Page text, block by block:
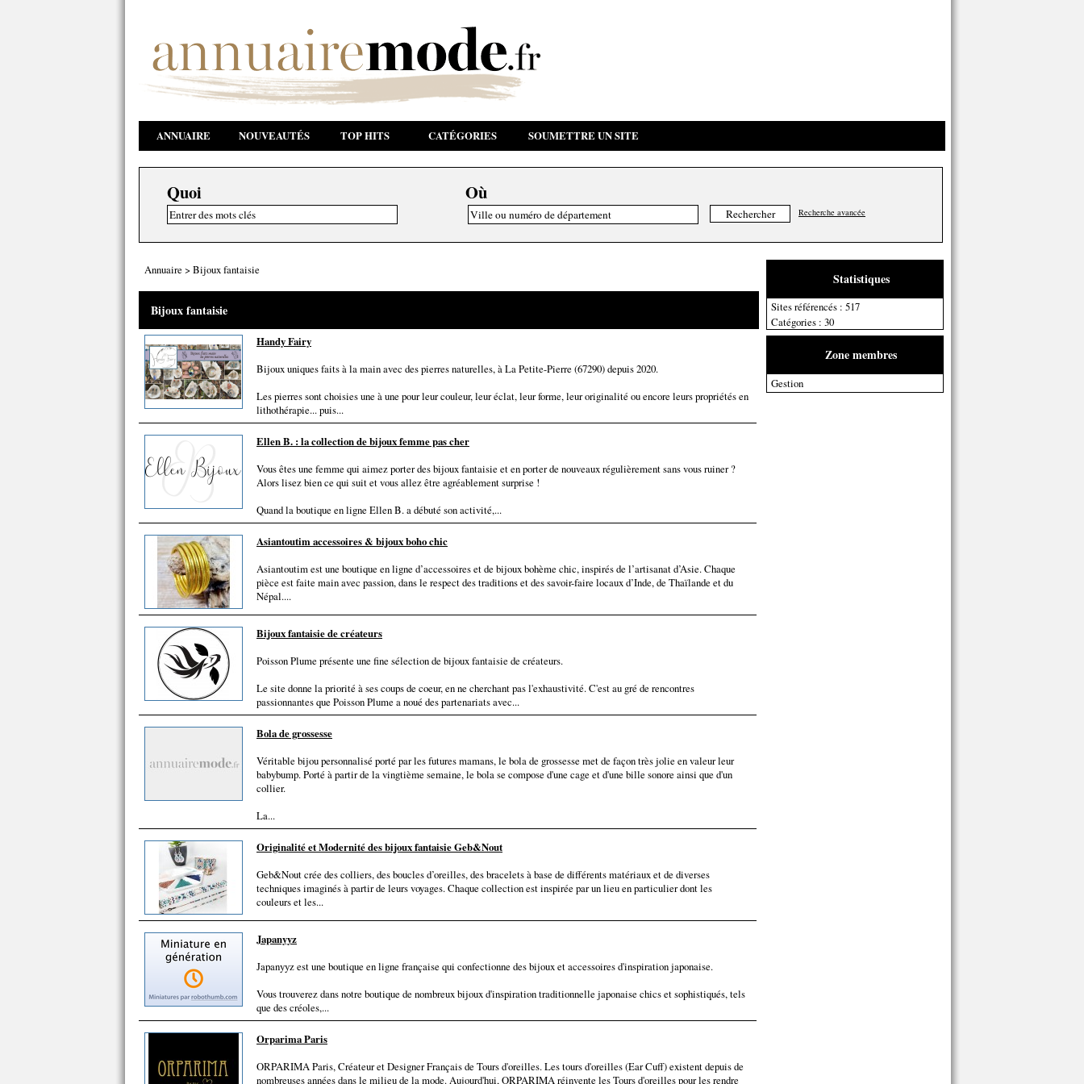
ANNUAIRE NOUVEAUTÉS TOP HITS CATÉGORIES SOUMETTRE UN SITE
Quoi Où
Recherche avancée
Statistiques
Sites référencés : 517
Catégories : 30
Zone membres
Gestion
Annuaire > Bijoux fantaisie
Bijoux fantaisie
Handy Fairy
Bijoux uniques faits à la main avec des pierres naturelles, à La Petite-Pierre (67290) depuis 2020.
Les pierres sont choisies une à une pour leur couleur, leur éclat, leur forme, leur originalité ou encore leurs propriétés en
lithothérapie... puis...
Ellen B. : la collection de bijoux femme pas cher
Vous êtes une femme qui aimez porter des bijoux fantaisie et en porter de nouveaux régulièrement sans vous ruiner ?
Alors lisez bien ce qui suit et vous allez être agréablement surprise !
Quand la boutique en ligne Ellen B. a débuté son activité,...
Asiantoutim accessoires & bijoux boho chic
Asiantoutim est une boutique en ligne d’accessoires et de bijoux bohème chic, inspirés de l’artisanat d’Asie. Chaque
pièce est faite main avec passion, dans le respect des traditions et des savoir-faire locaux d’Inde, de Thaïlande et du
Népal....
Bijoux fantaisie de créateurs
Poisson Plume présente une fine sélection de bijoux fantaisie de créateurs.
Le site donne la priorité à ses coups de coeur, en ne cherchant pas l'exhaustivité. C'est au gré de rencontres
passionnantes que Poisson Plume a noué des partenariats avec...
Bola de grossesse
Véritable bijou personnalisé porté par les futures mamans, le bola de grossesse met de façon très jolie en valeur leur
babybump. Porté à partir de la vingtième semaine, le bola se compose d'une cage et d'une bille sonore ainsi que d'un
collier.
La...
Originalité et Modernité des bijoux fantaisie Geb&Nout
Geb&Nout crée des colliers, des boucles d’oreilles, des bracelets à base de différents matériaux et de diverses
techniques imaginés à partir de leurs voyages. Chaque collection est inspirée par un lieu en particulier dont les
couleurs et les...
Japanyyz
Japanyyz est une boutique en ligne française qui confectionne des bijoux et accessoires d'inspiration japonaise.
Vous trouverez dans notre boutique de nombreux bijoux d'inspiration traditionnelle japonaise chics et sophistiqués, tels
que des créoles,...
Orparima Paris
ORPARIMA Paris, Créateur et Designer Français de Tours d'oreilles. Les tours d'oreilles (Ear Cuff) existent depuis de
nombreuses années dans le milieu de la mode. Aujourd'hui, ORPARIMA réinvente les Tours d'oreilles pour les rendre